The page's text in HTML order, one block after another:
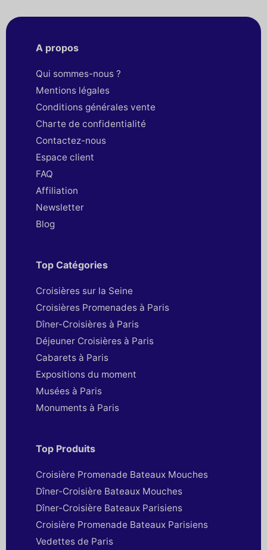
A propos
Qui sommes-nous ?
Mentions légales
Conditions générales vente
Charte de confidentialité
Contactez-nous
Espace client
FAQ
Affiliation
Newsletter
Blog
Top Catégories
Croisières sur la Seine
Croisières Promenades à Paris
Dîner-Croisières à Paris
Déjeuner Croisières à Paris
Cabarets à Paris
Expositions du moment
Musées à Paris
Monuments à Paris
Top Produits
Croisière Promenade Bateaux Mouches
Dîner-Croisière Bateaux Mouches
Dîner-Croisière Bateaux Parisiens
Croisière Promenade Bateaux Parisiens
Vedettes de Paris